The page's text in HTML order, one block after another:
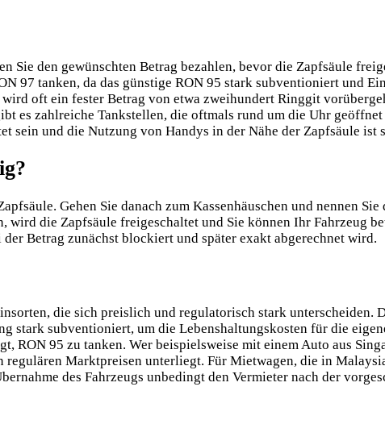
Sie den gewünschten Betrag bezahlen, bevor die Zapfsäule
97 tanken, da das günstige RON 95 stark subventioniert und
oft ein fester Betrag von etwa zweihundert Ringgit
es zahlreiche Tankstellen, die oftmals rund um die Uhr geöffnet
und die Nutzung von Handys in der Nähe der Zapfsäule ist
Gehen Sie danach zum Kassenhäuschen und nennen Sie
die Zapfsäule freigeschaltet und Sie können Ihr Fahrzeug
Betrag zunächst blockiert und später exakt abgerechnet wird.
die sich preislich und regulatorisch stark unterscheiden.
stark subventioniert, um die Lebenshaltungskosten für die
RON 95 zu tanken. Wer beispielsweise mit einem Auto aus
Marktpreisen unterliegt. Für Mietwagen, die in
des Fahrzeugs unbedingt den Vermieter nach der